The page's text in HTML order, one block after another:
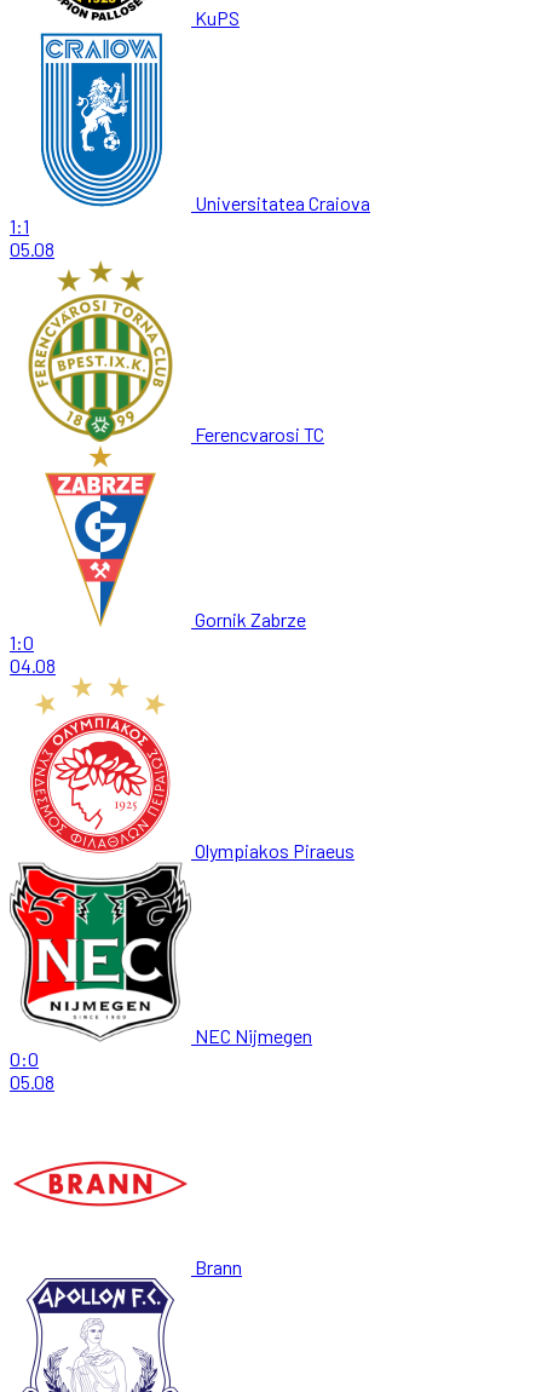
KuPS
Universitatea Craiova
1:1
05.08
Ferencvarosi TC
Gornik Zabrze
1:0
04.08
Olympiakos Piraeus
NEC Nijmegen
0:0
05.08
Brann